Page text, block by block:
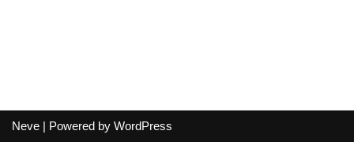
Neve | Powered by WordPress